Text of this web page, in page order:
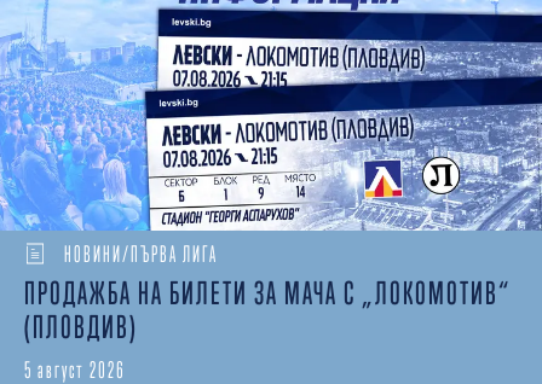
НОВИНИ/ПЪРВА ЛИГА
ПРОДАЖБА НА БИЛЕТИ ЗА МАЧА С „ЛОКОМОТИВ“
(ПЛОВДИВ)
5 август 2026